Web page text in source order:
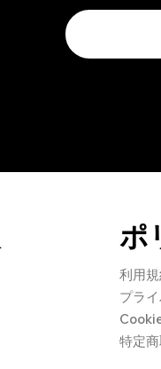
ポ
利用
プラ
特定